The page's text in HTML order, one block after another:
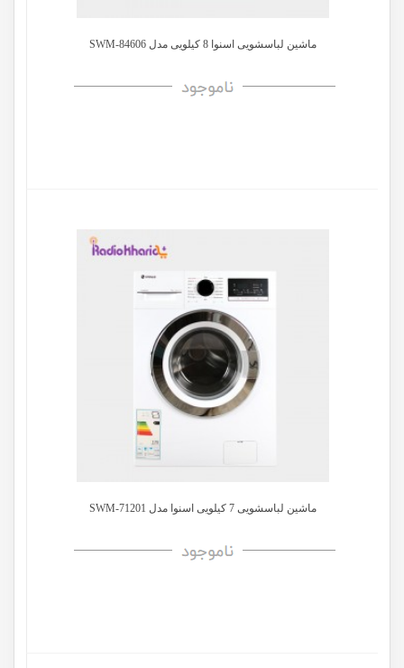
ماشین لباسشویی اسنوا 8 کیلویی مدل SWM-84606
ماشین لباسشویی 7 کیلویی اسنوا مدل SWM-71201